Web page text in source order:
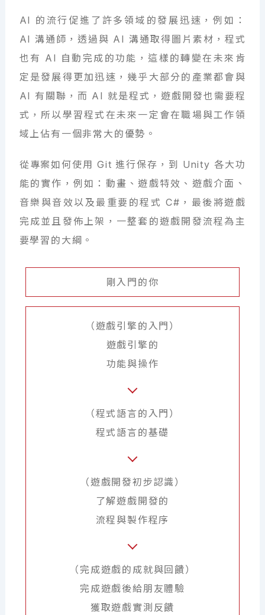
AI 的流行促進了許多領域的發展迅速，例如：
AI 溝通師，透過與 AI 溝通取得圖片素材，程式
也有 AI 自動完成的功能，這樣的轉變在未來肯
定是發展得更加迅速，幾乎大部分的產業都會與
AI 有關聯，而 AI 就是程式，遊戲開發也需要程
式，所以學習程式在未來一定會在職場與工作領
域上佔有一個非常大的優勢。
從專案如何使用 Git 進行保存，到 Unity 各大功
能的實作，例如：動畫、遊戲特效、遊戲介面、
音樂與音效以及最重要的程式 C#，最後將遊戲
完成並且發佈上架，一整套的遊戲開發流程為主
要學習的大綱。
剛入門的你
（遊戲引擎的入門）
遊戲引擎的
功能與操作
（程式語言的入門）
程式語言的基礎
（遊戲開發初步認識）
了解遊戲開發的
流程與製作程序
（完成遊戲的成就與回饋）
完成遊戲後給朋友體驗
獲取遊戲實測反饋